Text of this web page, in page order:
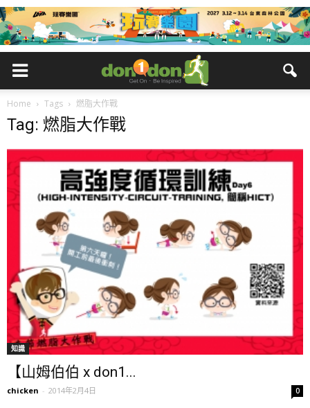
Home Tags 燃脂大作戰
Tag: 燃脂大作戰
知識
【山姆伯伯 x don1...
chicken - 2014年2月4日 0